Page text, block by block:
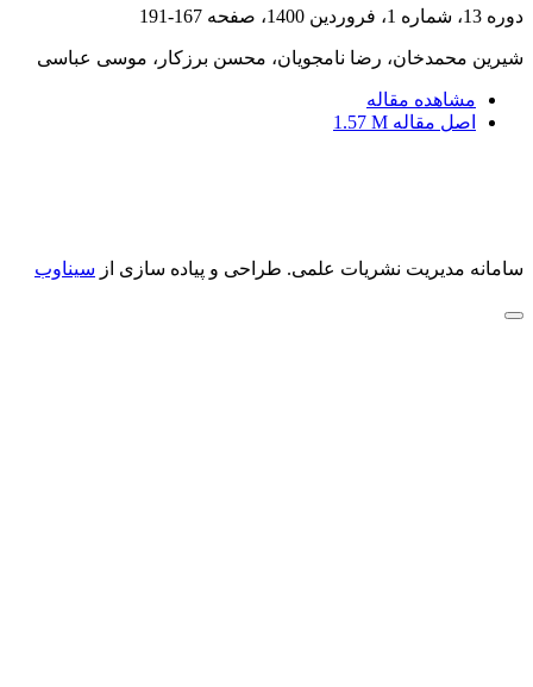
دوره 13، شماره 1، فروردین 1400، صفحه 167-191
شیرین محمدخان، رضا نامجویان، محسن برزکار، موسی عباسی
مشاهده مقاله
اصل مقاله 1.57 M
سامانه مدیریت نشریات علمی. طراحی و پیاده سازی از سیناوب